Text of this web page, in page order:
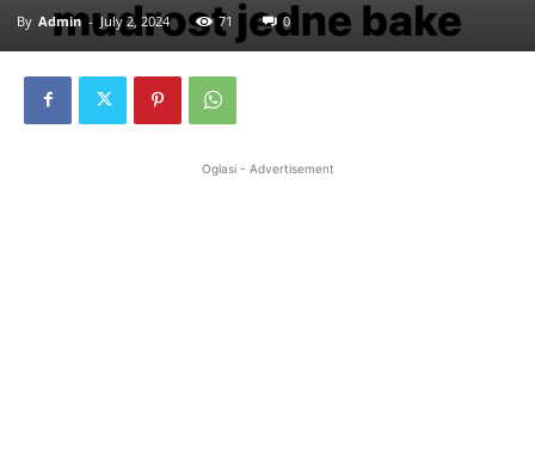
By Admin - July 2, 2024 71 0
Oglasi - Advertisement